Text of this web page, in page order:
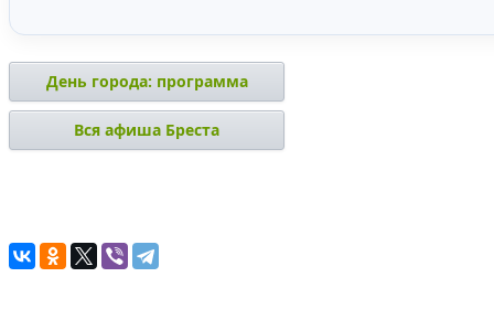
День города: программа
Вся афиша Бреста